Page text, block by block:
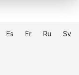
Es Fr Ru Sv